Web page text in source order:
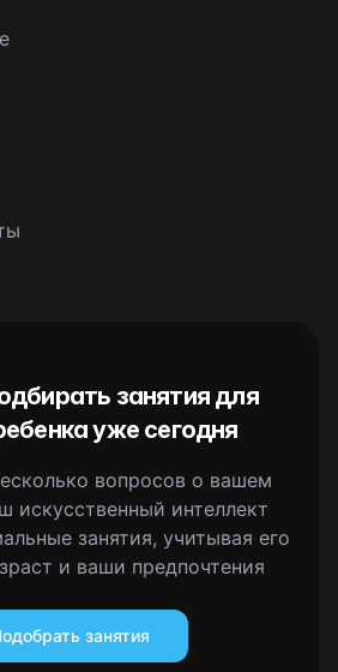
занятия для
уже сегодня
вопросов о вашем
искусственный интеллект
занятия, учитывая его
и ваши предпочтения
занятия